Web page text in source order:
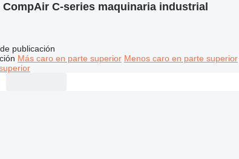
CompAir C-series maquinaria industrial
publicación
Más caro en parte superior Menos caro en parte superior